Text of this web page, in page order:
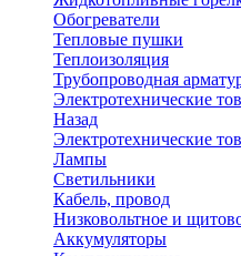
Обогреватели
Тепловые пушки
Теплоизоляция
Трубопроводная
Электротехнические
Назад
Электротехнические
Лампы
Светильники
Кабель, провод
Низковольтное и
Аккумуляторы